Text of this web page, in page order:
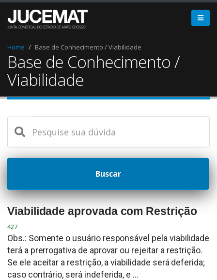
Home Base de Conhecimento / Viabilidade
Base de Conhecimento /
Viabilidade
Buscar
Viabilidade aprovada com Restrição
427
Obs.: Somente o usuário responsável pela viabilidade
terá a prerrogativa de aprovar ou rejeitar a restrição.
Se ele aceitar a restrição, a viabilidade será deferida;
caso contrário, será indeferida, e ...